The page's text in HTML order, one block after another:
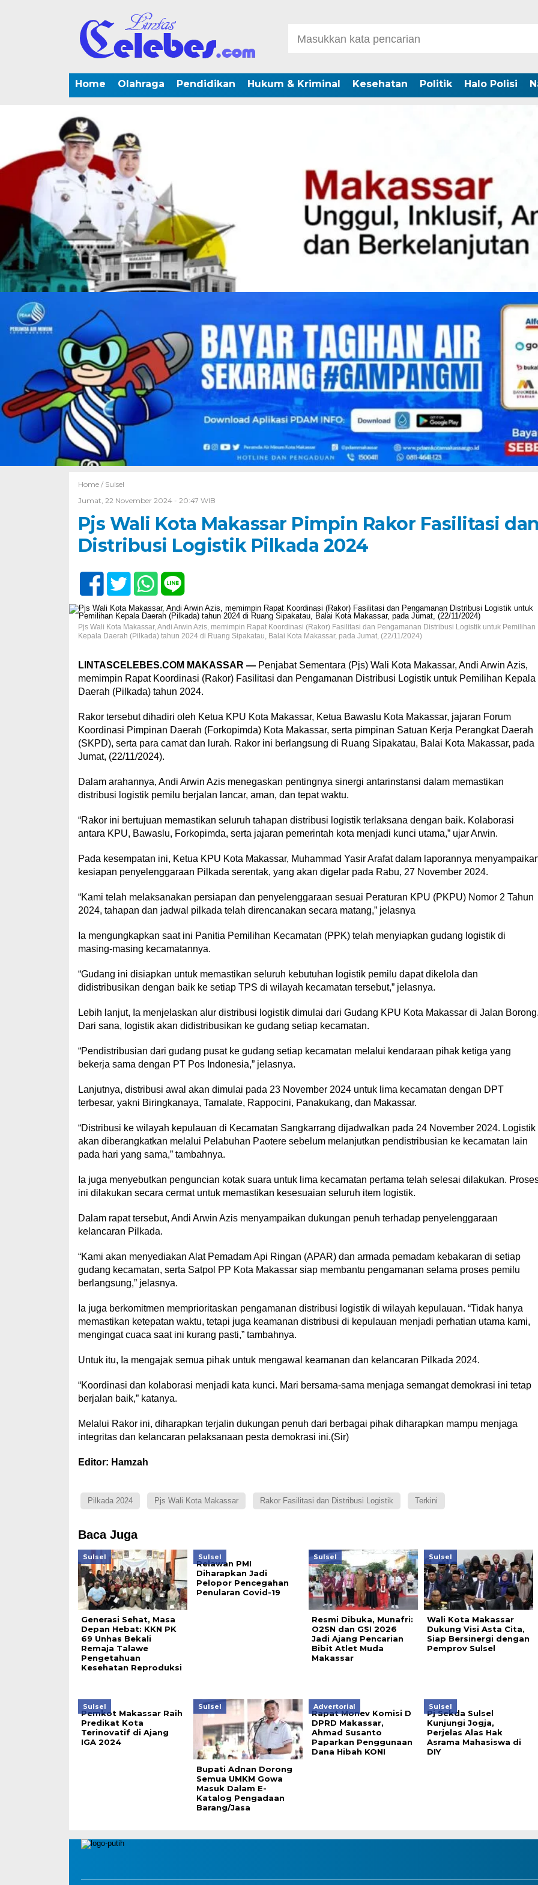
Home Olahraga Pendidikan Hukum & Kriminal Kesehatan Politik Halo Polisi
Home / Sulsel
Jumat, 22 November 2024 - 20:47 WIB
Pjs Wali Kota Makassar Pimpin Rakor Fasilitasi
Distribusi Logistik Pilkada 2024
Pjs Wali Kota Makassar, Andi Arwin Azis, memimpin Rapat Koordinasi (Rakor) Fasilitasi dan Pengamanan Distribusi Logistik untuk Pemilihan
Kepala Daerah (Pilkada) tahun 2024 di Ruang Sipakatau, Balai Kota Makassar, pada Jumat, (22/11/2024)
LINTASCELEBES.COM MAKASSAR —Penjabat Sementara (Pjs) Wali Kota Makassar, Andi Arwin Azis,
memimpin Rapat Koordinasi (Rakor) Fasilitasi dan Pengamanan Distribusi Logistik untuk Pemilihan Kepala
Daerah (Pilkada) tahun 2024.
Rakor tersebut dihadiri oleh Ketua KPU Kota Makassar, Ketua Bawaslu Kota Makassar, jajaran Forum
Koordinasi Pimpinan Daerah (Forkopimda) Kota Makassar, serta pimpinan Satuan Kerja Perangkat Daerah
(SKPD), serta para camat dan lurah. Rakor ini berlangsung di Ruang Sipakatau, Balai Kota Makassar, pada
Jumat, (22/11/2024).
Dalam arahannya, Andi Arwin Azis menegaskan pentingnya sinergi antarinstansi dalam memastikan
distribusi logistik pemilu berjalan lancar, aman, dan tepat waktu.
“Rakor ini bertujuan memastikan seluruh tahapan distribusi logistik terlaksana dengan baik. Kolaborasi
antara KPU, Bawaslu, Forkopimda, serta jajaran pemerintah kota menjadi kunci utama,” ujar Arwin.
Pada kesempatan ini, Ketua KPU Kota Makassar, Muhammad Yasir Arafat dalam laporannya
kesiapan penyelenggaraan Pilkada serentak, yang akan digelar pada Rabu, 27 November 2024.
“Kami telah melaksanakan persiapan dan penyelenggaraan sesuai Peraturan KPU (PKPU) Nomor 2 Tahun
2024, tahapan dan jadwal pilkada telah direncanakan secara matang,” jelasnya
Ia mengungkapkan saat ini Panitia Pemilihan Kecamatan (PPK) telah menyiapkan gudang logistik di
masing-masing kecamatannya.
“Gudang ini disiapkan untuk memastikan seluruh kebutuhan logistik pemilu dapat dikelola dan
didistribusikan dengan baik ke setiap TPS di wilayah kecamatan tersebut,” jelasnya.
Lebih lanjut, Ia menjelaskan alur distribusi logistik dimulai dari Gudang KPU Kota Makassar di Jalan
Dari sana, logistik akan didistribusikan ke gudang setiap kecamatan.
“Pendistribusian dari gudang pusat ke gudang setiap kecamatan melalui kendaraan pihak ketiga yang
bekerja sama dengan PT Pos Indonesia,” jelasnya.
Lanjutnya, distribusi awal akan dimulai pada 23 November 2024 untuk lima kecamatan dengan DPT
terbesar, yakni Biringkanaya, Tamalate, Rappocini, Panakukang, dan Makassar.
“Distribusi ke wilayah kepulauan di Kecamatan Sangkarrang dijadwalkan pada 24 November 2024. Logistik
akan diberangkatkan melalui Pelabuhan Paotere sebelum melanjutkan pendistribusian ke kecamatan lain
pada hari yang sama,” tambahnya.
Ia juga menyebutkan penguncian kotak suara untuk lima kecamatan pertama telah selesai dilakukan.
ini dilakukan secara cermat untuk memastikan kesesuaian seluruh item logistik.
Dalam rapat tersebut, Andi Arwin Azis menyampaikan dukungan penuh terhadap penyelenggaraan
kelancaran Pilkada.
“Kami akan menyediakan Alat Pemadam Api Ringan (APAR) dan armada pemadam kebakaran di setiap
gudang kecamatan, serta Satpol PP Kota Makassar siap membantu pengamanan selama proses pemilu
berlangsung,” jelasnya.
Ia juga berkomitmen memprioritaskan pengamanan distribusi logistik di wilayah kepulauan. “Tidak hanya
memastikan ketepatan waktu, tetapi juga keamanan distribusi di kepulauan menjadi perhatian utama kami,
mengingat cuaca saat ini kurang pasti,” tambahnya.
Untuk itu, Ia mengajak semua pihak untuk mengawal keamanan dan kelancaran Pilkada 2024.
“Koordinasi dan kolaborasi menjadi kata kunci. Mari bersama-sama menjaga semangat demokrasi ini tetap
berjalan baik,” katanya.
Melalui Rakor ini, diharapkan terjalin dukungan penuh dari berbagai pihak diharapkan mampu menjaga
integritas dan kelancaran pelaksanaan pesta demokrasi ini.(Sir)
Editor: Hamzah
Pilkada 2024 Pjs Wali Kota Makassar Rakor Fasilitasi dan Distribusi Logistik Terkini
Baca Juga
Sulsel
Generasi Sehat, Masa
Depan Hebat: KKN PK
69 Unhas Bekali
Remaja Talawe
Pengetahuan
Kesehatan Reproduksi
Sulsel
Relawan PMI
Diharapkan Jadi
Pelopor Pencegahan
Penularan Covid-19
Sulsel
Resmi Dibuka, Munafri:
O2SN dan GSI 2026
Jadi Ajang Pencarian
Bibit Atlet Muda
Makassar
Sulsel
Wali Kota Makassar
Dukung Visi Asta Cita,
Siap Bersinergi dengan
Pemprov Sulsel
Sulsel
Pemkot Makassar Raih
Predikat Kota
Terinovatif di Ajang
IGA 2024
Sulsel
Bupati Adnan Dorong
Semua UMKM Gowa
Masuk Dalam E-
Katalog Pengadaan
Barang/Jasa
Advertorial
Rapat Monev Komisi D
DPRD Makassar,
Ahmad Susanto
Paparkan Penggunaan
Dana Hibah KONI
Sulsel
Pj Sekda Sulsel
Kunjungi Jogja,
Perjelas Alas Hak
Asrama Mahasiswa di
DIY